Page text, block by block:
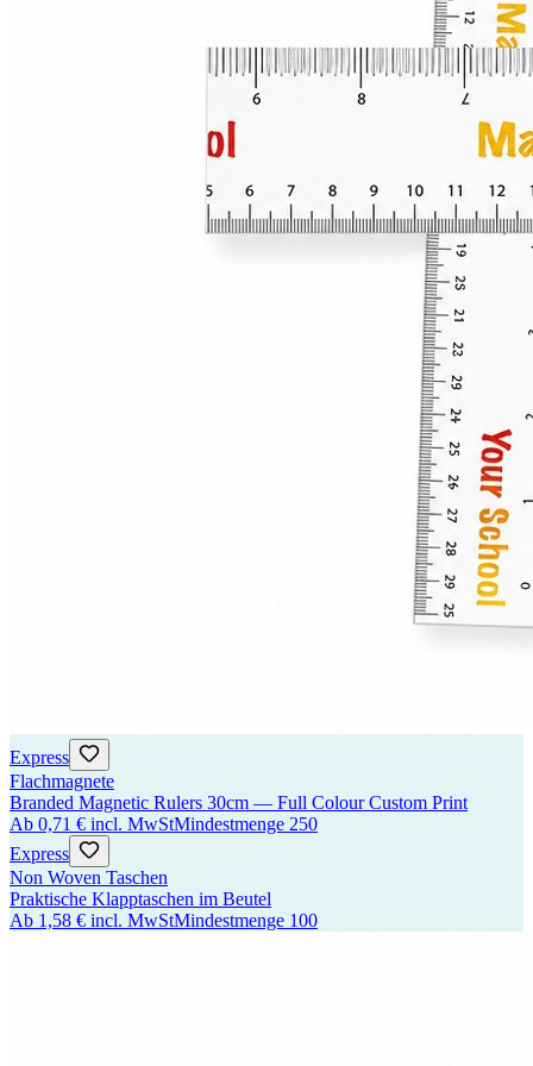
Express
Flachmagnete
Branded Magnetic Rulers 30cm — Full Colour Custom Print
Ab 0,71 € incl. MwStMindestmenge 250
Express
Non Woven Taschen
Praktische Klapptaschen im Beutel
Ab 1,58 € incl. MwStMindestmenge 100